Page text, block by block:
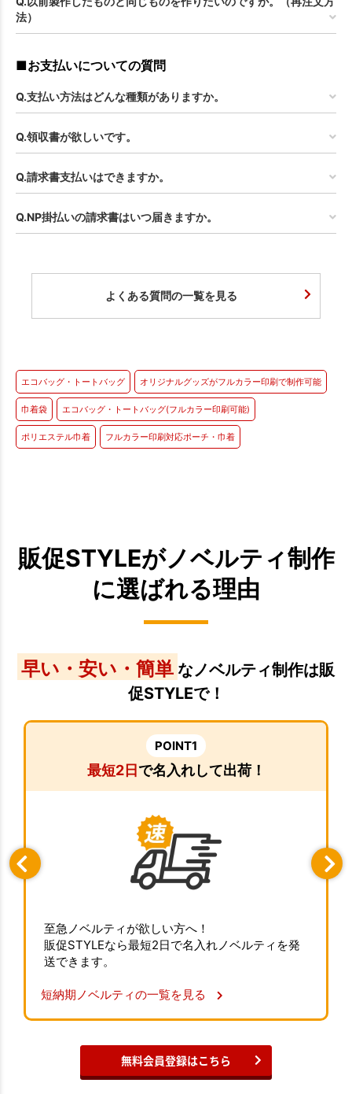
法）
■お支払いについての質問
Q.支払い方法はどんな種類がありますか。
Q.領収書が欲しいです。
Q.請求書支払いはできますか。
Q.NP掛払いの請求書はいつ届きますか。
よくある質問の一覧を見る
エコバッグ・トートバッグ オリジナルグッズがフルカラー印刷で制作可能
巾着袋 エコバッグ・トートバッグ(フルカラー印刷可能)
ポリエステル巾着 フルカラー印刷対応ポーチ・巾着
販促STYLEがノベルティ制作
に選ばれる理由
早い・安い・簡単 なノベルティ制作は販
促STYLEで！
POINT1
最短2日 で名入れして出荷！
至急ノベルティが欲しい方へ！
販促STYLEなら最短2日で名入れノベルティを発
送できます。
短納期ノベルティの一覧を見る
無料会員登録はこちら